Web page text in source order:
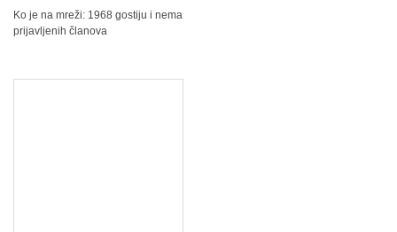
Ko je na mreži: 1968 gostiju i nema
prijavljenih članova